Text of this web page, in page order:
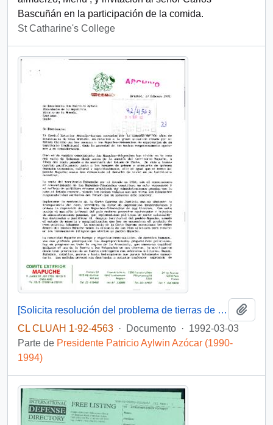
Bascuñán en la participación de la comida.
St Catharine's College
[Solicita resolución del problema de tierras de la comunidad mapuche-pewenche del Valle de Quinquén]
CL CLUAH 1-92-4563 · Documento · 1992-03-03
Parte de Presidente Patricio Aylwin Azócar (1990-
1994)